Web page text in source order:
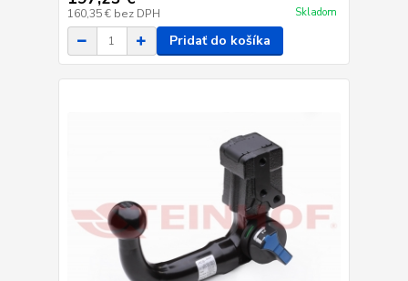
160,35 € bez DPH Skladom
Pridať do košíka